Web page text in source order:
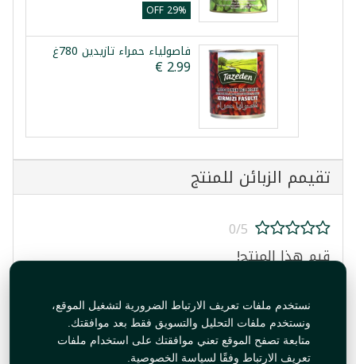
نستخدم ملفات تعريف الارتباط الضرورية لتشغيل الموقع،
ونستخدم ملفات التحليل والتسويق فقط بعد موافقتك.
متابعة تصفح الموقع تعني موافقتك على استخدام ملفات
تعريف الارتباط وفقًا لسياسة الخصوصية.
29% OFF
فاصولياء حمراء تازيدين 780غ
تقيمم الزبائن للمنتج
0/5
قيم هذا المنتج!